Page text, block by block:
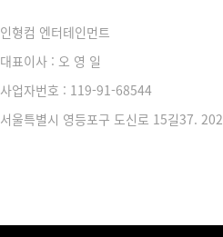
인형컴 엔터테인먼트
대표이사 : 오 영 일
사업자번호 : 119-91-68544
서울특별시 영등포구 도신로 15길37. 202